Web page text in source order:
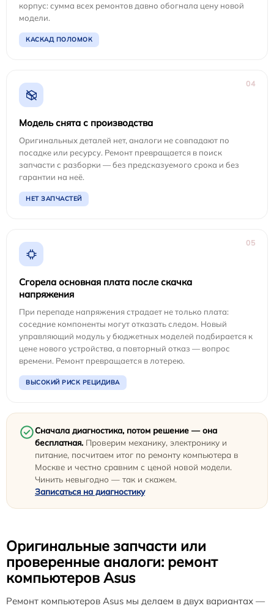
корпус: сумма всех ремонтов давно обогнала цену новой
модели.
КАСКАД ПОЛОМОК
04
Модель снята с производства
Оригинальных деталей нет, аналоги не совпадают по
посадке или ресурсу. Ремонт превращается в поиск
запчасти с разборки — без предсказуемого срока и без
гарантии на неё.
НЕТ ЗАПЧАСТЕЙ
05
Сгорела основная плата после скачка
напряжения
При перепаде напряжения страдает не только плата:
соседние компоненты могут отказать следом. Новый
управляющий модуль у бюджетных моделей подбирается к
цене нового устройства, а повторный отказ — вопрос
времени. Ремонт превращается в лотерею.
ВЫСОКИЙ РИСК РЕЦИДИВА
Сначала диагностика, потом решение — она
бесплатная. Проверим механику, электронику и
питание, посчитаем итог по ремонту компьютера в
Москве и честно сравним с ценой новой модели.
Чинить невыгодно — так и скажем.
Записаться на диагностику
Оригинальные запчасти или
проверенные аналоги: ремонт
компьютеров Asus
Ремонт компьютеров Asus мы делаем в двух вариантах —